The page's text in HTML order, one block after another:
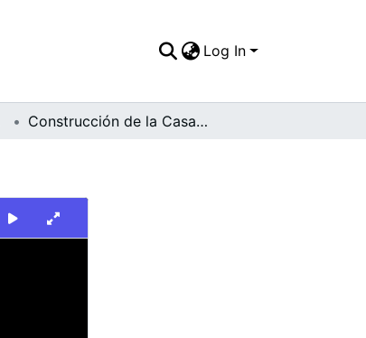
Log In
Construcción de la Casa de la Cultura en Florida